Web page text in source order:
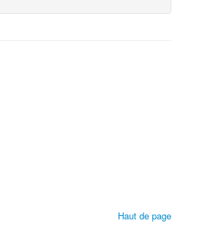
Haut de page